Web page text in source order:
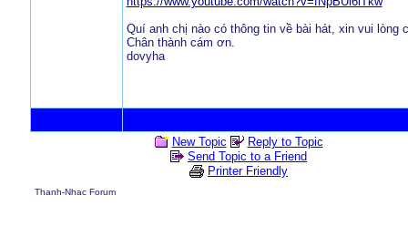
Quí anh chị nào có thông tin về bài hát, xin vui lòng
Chân thành cám ơn.
dovyha
New Topic
Reply to Topic
Send Topic to a Friend
Printer Friendly
Thanh-Nhac Forum